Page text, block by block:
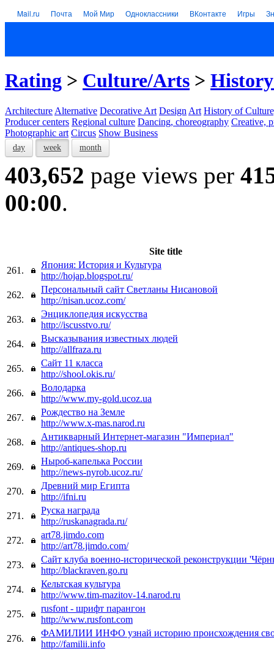
Mail.ru Почта Мой Мир Одноклассники ВКонтакте Игры
Rating > Culture/Arts >
Architecture Alternative Decorative Art Design Art History of
Producer centers Regional culture Dancing, choreography Creative,
Photographic art Circus Show Business
day week month
403,652 page views per
00:00.
Site title
261.
Япония: История и Культура
http://hojap.blogspot.ru/
262.
Персональный сайт Светланы Нисановой
http://nisan.ucoz.com/
263.
Энциклопедия искусства
http://iscusstvo.ru/
264.
Высказывания известных людей
http://allfraza.ru
265.
Сайт 11 класса
http://shool.okis.ru/
266.
Володарка
http://www.my-gold.ucoz.ua
267.
Рождество на Земле
http://www.x-mas.narod.ru
268.
Антикварный Интернет-магазин "Империал"
http://antiques-shop.ru
269.
Ныроб-капелька России
http://news-nyrob.ucoz.ru/
270.
Древний мир Египта
http://ifni.ru
271.
Руска награда
http://ruskanagrada.ru/
272.
art78.jimdo.com
http://art78.jimdo.com/
273.
Сайт клуба военно-исторической реконструкции
http://blackraven.go.ru
274.
Кельтская культура
http://www.tim-mazitov-14.narod.ru
275.
rusfont - шрифт парангон
http://www.rusfont.com
276.
ФАМИЛИИ ИНФО узнай историю происхождения
http://familii.info